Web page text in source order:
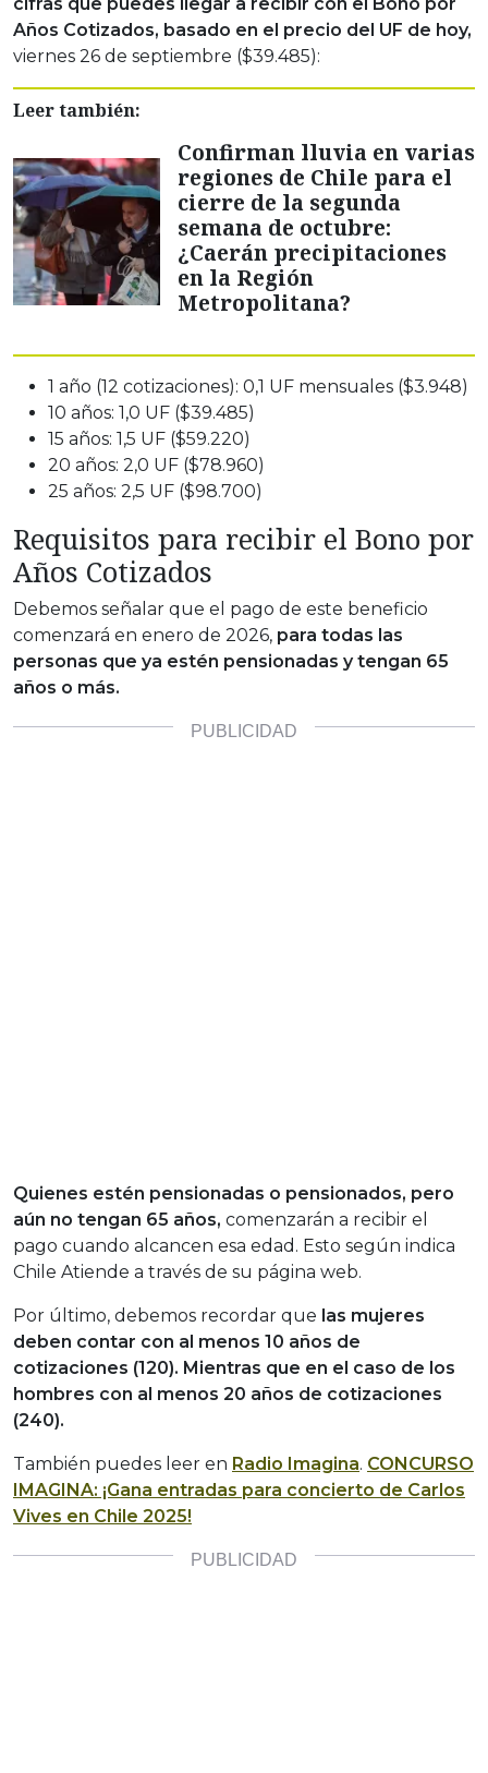
cifras que puedes llegar a recibir con el Bono por
Años Cotizados, basado en el precio del UF de hoy,
viernes 26 de septiembre ($39.485):
Leer también:
Confirman lluvia en varias
regiones de Chile para el
cierre de la segunda
semana de octubre:
¿Caerán precipitaciones
en la Región
Metropolitana?
1 año (12 cotizaciones): 0,1 UF mensuales ($3.948)
10 años: 1,0 UF ($39.485)
15 años: 1,5 UF ($59.220)
20 años: 2,0 UF ($78.960)
25 años: 2,5 UF ($98.700)
Requisitos para recibir el Bono por
Años Cotizados
Debemos señalar que el pago de este beneficio
comenzará en enero de 2026, para todas las
personas que ya estén pensionadas y tengan 65
años o más.
Quienes estén pensionadas o pensionados, pero
aún no tengan 65 años, comenzarán a recibir el
pago cuando alcancen esa edad. Esto según indica
Chile Atiende a través de su página web.
Por último, debemos recordar que las mujeres
deben contar con al menos 10 años de
cotizaciones (120). Mientras que en el caso de los
hombres con al menos 20 años de cotizaciones
(240).
También puedes leer en Radio Imagina. CONCURSO
IMAGINA: ¡Gana entradas para concierto de Carlos
Vives en Chile 2025!